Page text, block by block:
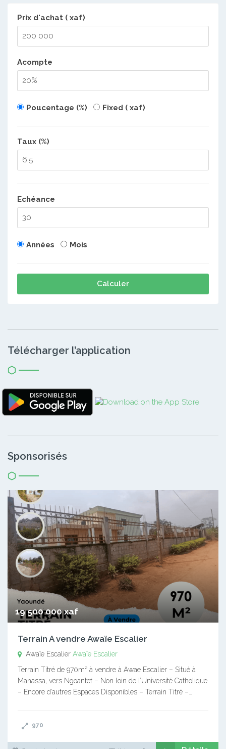
Prix d'achat ( xaf)
Acompte
Poucentage (%) Fixed ( xaf)
Taux (%)
Echéance
Années Mois
Calculer
Télécharger l’application
Sponsorisés
19 500 000 xaf
Terrain A vendre Awaïe Escalier
Awaïe Escalier Awaïe Escalier
Terrain Titré de 970m² à vendre à Awae Escalier – Situé à
Manassa, vers Ngoantet – Non loin de l’Université Catholique
– Encore d’autres Espaces Disponibles – Terrain Titré –…
970